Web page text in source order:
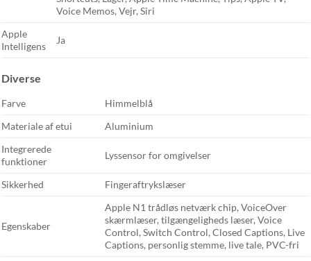
Voice Memos, Vejr, Siri
Apple
Intelligens
Ja
Diverse
Farve
Himmelblå
Materiale af etui
Aluminium
Integrerede
funktioner
Lyssensor for omgivelser
Sikkerhed Fingeraftrykslæser
Egenskaber
Apple N1 trådløs netværk chip, VoiceOver
skærmlæser, tilgængeligheds læser, Voice
Control, Switch Control, Closed Captions, Live
Captions, personlig stemme, live tale, PVC-fri